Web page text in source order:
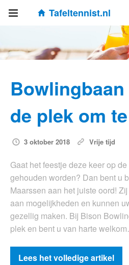
Tafeltennist.nl
de plek om
3 oktober 2018 Vrije tijd
Gaat het feestje deze keer op
gehouden worden? Dan bent u
Maarssen aan het juiste oord!
aan mogelijkheden en kunnen
gezellig maken. Bij Bison
plek en bent u van harte
Lees het volledige artikel